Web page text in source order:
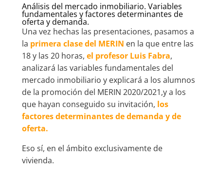
Análisis del mercado inmobiliario. Variables
fundamentales y factores determinantes de
oferta y demanda.
Una vez hechas las presentaciones, pasamos a
la primera clase del MERIN en la que entre las
18 y las 20 horas, el profesor Luis Fabra,
analizará las variables fundamentales del
mercado inmobiliario y explicará a los alumnos
de la promoción del MERIN 2020/2021,y a los
que hayan conseguido su invitación, los
factores determinantes de demanda y de
oferta.
Eso sí, en el ámbito exclusivamente de
vivienda.